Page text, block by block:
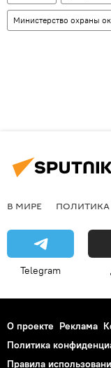
Министерство охраны
В МИРЕ ПОЛИТИКА
Telegram
О проекте Реклама
Политика
Правила